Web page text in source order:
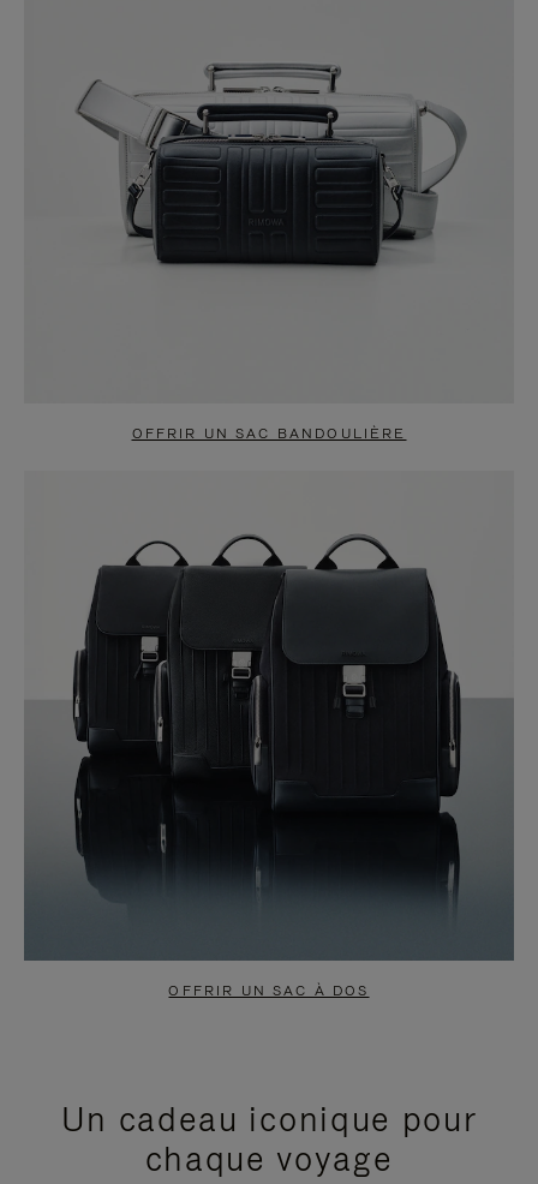
OFFRIR UN SAC BANDOULIÈRE
OFFRIR UN SAC À DOS
Un cadeau iconique pour
chaque voyage